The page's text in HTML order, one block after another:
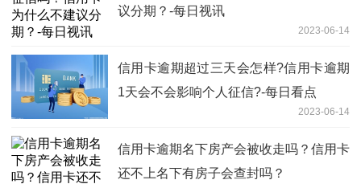
议分期？-每日视讯
2023-06-14
信用卡逾期超过三天会怎样?信用卡逾期
1天会不会影响个人征信?-每日看点
2023-06-14
信用卡逾期名下房产会被收走吗？信用卡
还不上名下有房子会查封吗？